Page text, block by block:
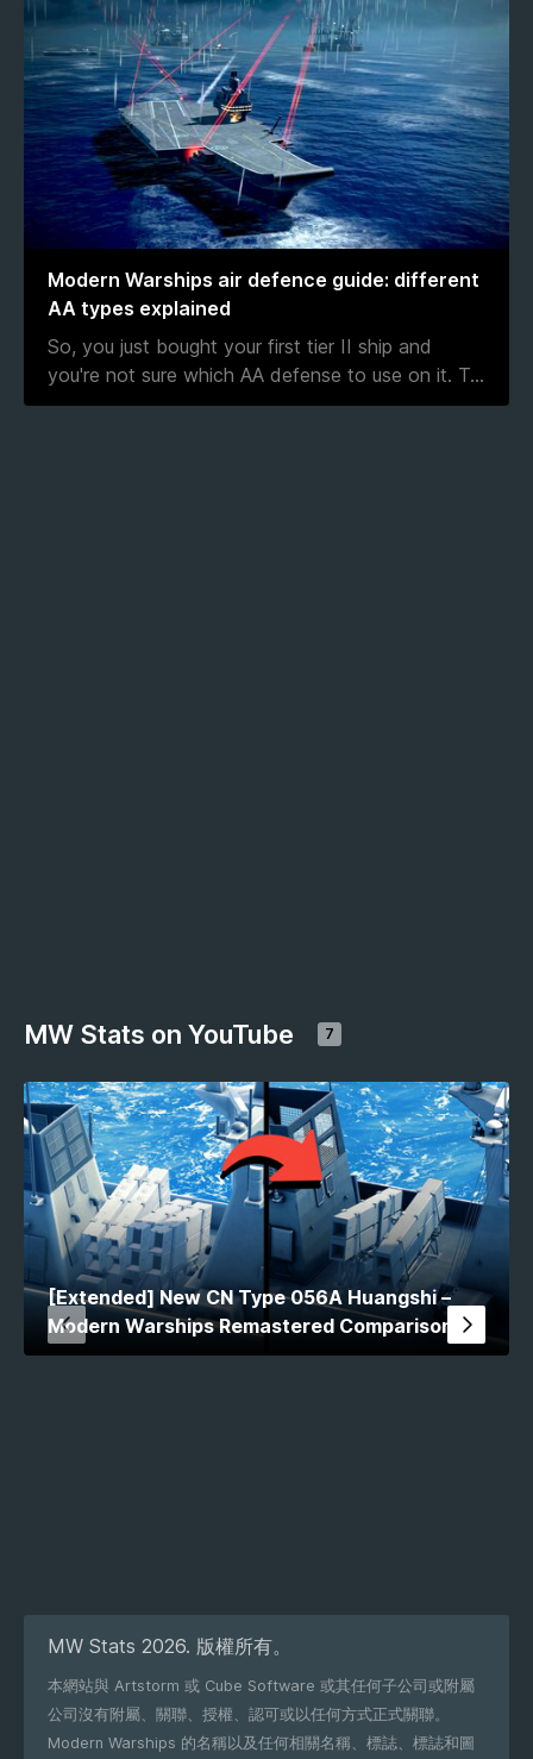
Modern Warships air defence guide: different
AA types explained
So, you just bought your first tier II ship and
you're not sure which AA defense to use on it. T...
MW Stats on YouTube 7
[Extended] New CN Type 056A Huangshi –
Modern Warships Remastered Comparison
MW Stats 2026. 版權所有。
本網站與 Artstorm 或 Cube Software 或其任何子公司或附屬
公司沒有附屬、關聯、授權、認可或以任何方式正式關聯。
Modern Warships 的名稱以及任何相關名稱、標誌、標誌和圖